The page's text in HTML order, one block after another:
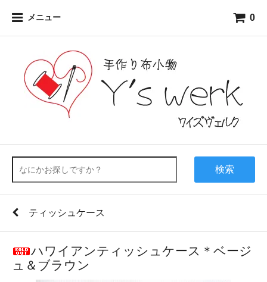
メニュー 0
検索
ティッシュケース
ハワイアンティッシュケース＊ベージ
ュ＆ブラウン